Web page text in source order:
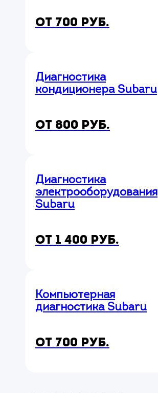
от 700 руб.
Диагностика
кондиционера Subaru
от 800 руб.
Диагностика
электрооборудования
Subaru
от 1 400 руб.
Компьютерная
диагностика Subaru
от 700 руб.